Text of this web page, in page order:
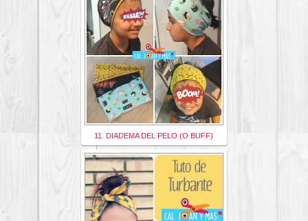
11. DIADEMA DEL PELO (O BUFF)